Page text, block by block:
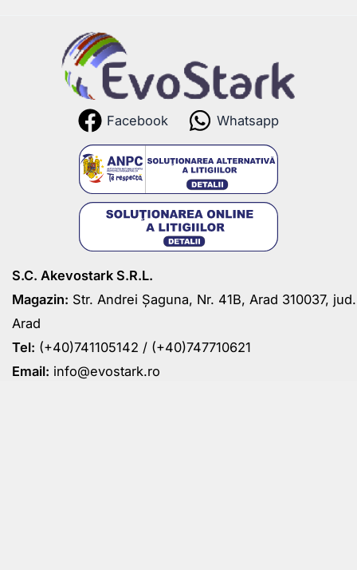
Facebook Whatsapp
S.C. Akevostark S.R.L.
Magazin: Str. Andrei Șaguna, Nr. 41B, Arad 310037, jud.
Arad
Tel: (+40)741105142 / (+40)747710621
Email: info@evostark.ro